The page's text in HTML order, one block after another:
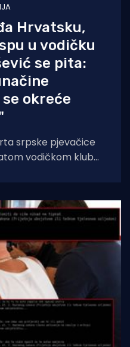
Hrvatsku,
u vodičku
se pita:
okreće
srpske pjevačice
vodičkom klubu